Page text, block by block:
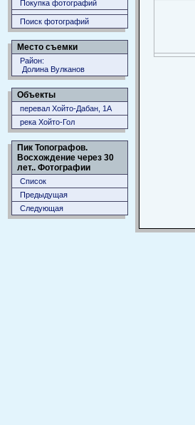
Покупка фотографий
Поиск фотографий
Место съемки
Район:
Долина Вулканов
Объекты
перевал Хойто-Дабан, 1А
река Хойто-Гол
Пик Топографов.
Восхождение через 30
лет.. Фотографии
Список
Предыдущая
Следующая